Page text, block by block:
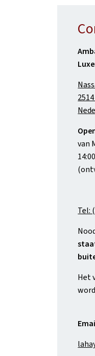
van
Tel:
Het